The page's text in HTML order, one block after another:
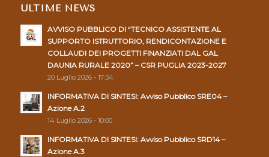
ULTIME NEWS
AVVISO PUBBLICO DI “TECNICO ASSISTENTE AL
SUPPORTO ISTRUTTORIO, RENDICONTAZIONE E
COLLAUDI DEI PROGETTI FINANZIATI DAL GAL
DAUNIA RURALE 2020” – CSR PUGLIA 2023-2027
20 Luglio 2026 - 17:34
INFORMATIVA DI SINTESI: Avviso Pubblico SRE04 –
Azione A.2
14 Luglio 2026 - 10:00
INFORMATIVA DI SINTESI: Avviso Pubblico SRD14 –
Azione A.3